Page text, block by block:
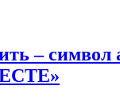
– символ